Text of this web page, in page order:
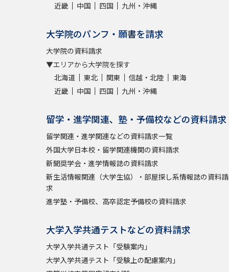
近畿
中国 四国 九州・沖縄
大学院のパンフ・願書を請求
大学院の資料請求
▼エリアから大学院を探す
北海道
東北 関東 信越・北陸
東海
近畿
中国 四国 九州・沖縄
留学・進学関連、塾・予備校などの資料請求
留学関連・進学関連などの資料請求一覧
外国大学日本校・留学関連機関の資料請求
新聞奨学会・進学情報誌の資料請求
新生活情報関連（大学生協）・部屋探し系情報誌の資料請
求
進学塾・予備校、高卒認定予備校の資料請求
大学入学共通テストなどの資料請求
大学入学共通テスト「受験案内」
大学入学共通テスト「受験上の配慮案内」